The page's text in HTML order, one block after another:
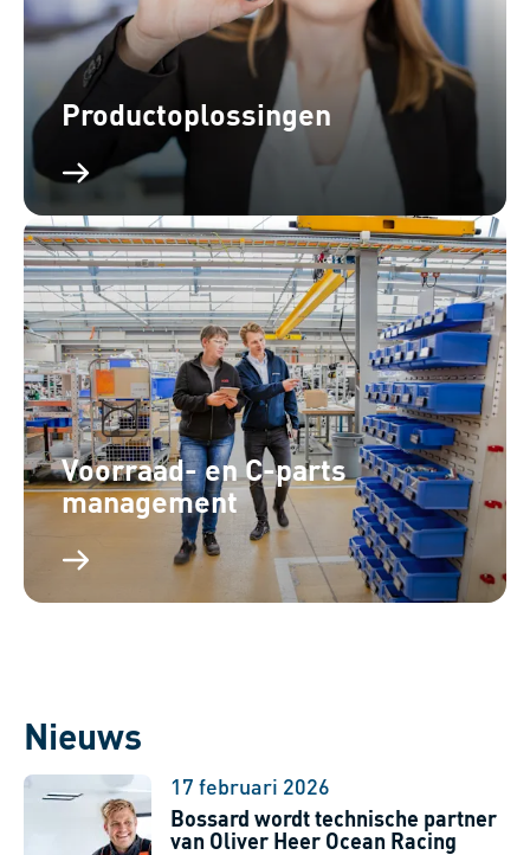
Productoplossingen
Voorraad- en C-parts
management
Nieuws
17 februari 2026
Bossard wordt technische partner
van Oliver Heer Ocean Racing